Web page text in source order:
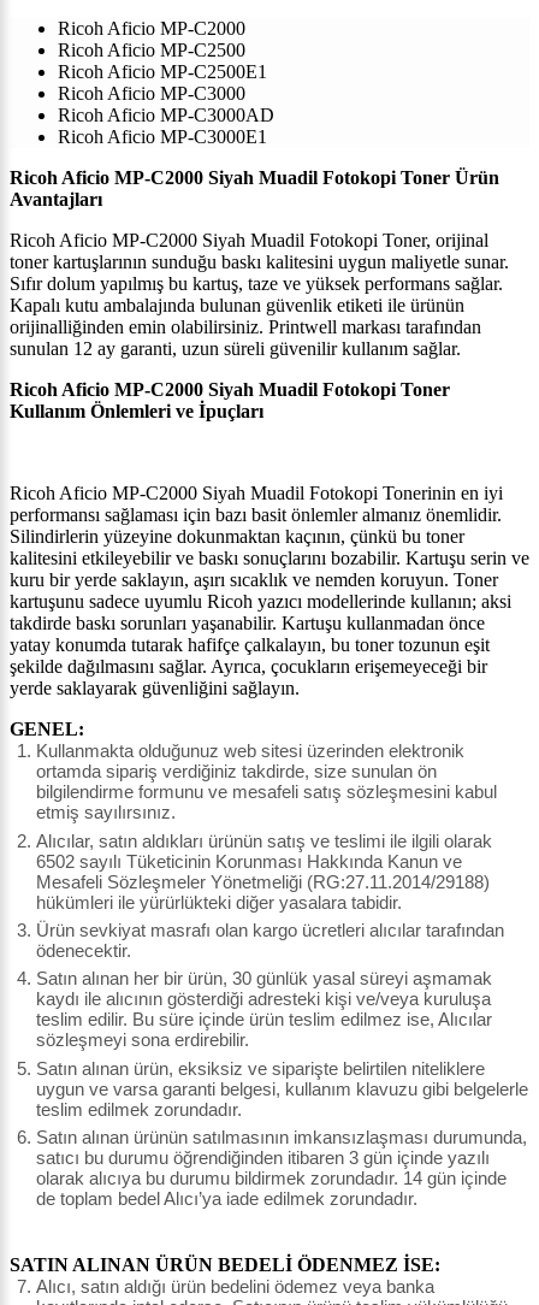
Ricoh Aficio MP-C2000
Ricoh Aficio MP-C2500
Ricoh Aficio MP-C2500E1
Ricoh Aficio MP-C3000
Ricoh Aficio MP-C3000AD
Ricoh Aficio MP-C3000E1
Ricoh Aficio MP-C2000 Siyah Muadil Fotokopi Toner Ürün
Avantajları
Ricoh Aficio MP-C2000 Siyah Muadil Fotokopi Toner, orijinal
toner kartuşlarının sunduğu baskı kalitesini uygun maliyetle sunar.
Sıfır dolum yapılmış bu kartuş, taze ve yüksek performans sağlar.
Kapalı kutu ambalajında bulunan güvenlik etiketi ile ürünün
orijinalliğinden emin olabilirsiniz. Printwell markası tarafından
sunulan 12 ay garanti, uzun süreli güvenilir kullanım sağlar.
Ricoh Aficio MP-C2000 Siyah Muadil Fotokopi Toner
Kullanım Önlemleri ve İpuçları
Ricoh Aficio MP-C2000 Siyah Muadil Fotokopi Tonerinin en iyi
performansı sağlaması için bazı basit önlemler almanız önemlidir.
Silindirlerin yüzeyine dokunmaktan kaçının, çünkü bu toner
kalitesini etkileyebilir ve baskı sonuçlarını bozabilir. Kartuşu serin ve
kuru bir yerde saklayın, aşırı sıcaklık ve nemden koruyun. Toner
kartuşunu sadece uyumlu Ricoh yazıcı modellerinde kullanın; aksi
takdirde baskı sorunları yaşanabilir. Kartuşu kullanmadan önce
yatay konumda tutarak hafifçe çalkalayın, bu toner tozunun eşit
şekilde dağılmasını sağlar. Ayrıca, çocukların erişemeyeceği bir
yerde saklayarak güvenliğini sağlayın.
GENEL:
Kullanmakta olduğunuz web sitesi üzerinden elektronik
ortamda sipariş verdiğiniz takdirde, size sunulan ön
bilgilendirme formunu ve mesafeli satış sözleşmesini kabul
etmiş sayılırsınız.
Alıcılar, satın aldıkları ürünün satış ve teslimi ile ilgili olarak
6502 sayılı Tüketicinin Korunması Hakkında Kanun ve
Mesafeli Sözleşmeler Yönetmeliği (RG:27.11.2014/29188)
hükümleri ile yürürlükteki diğer yasalara tabidir.
Ürün sevkiyat masrafı olan kargo ücretleri alıcılar tarafından
ödenecektir.
Satın alınan her bir ürün, 30 günlük yasal süreyi aşmamak
kaydı ile alıcının gösterdiği adresteki kişi ve/veya kuruluşa
teslim edilir. Bu süre içinde ürün teslim edilmez ise, Alıcılar
sözleşmeyi sona erdirebilir.
Satın alınan ürün, eksiksiz ve siparişte belirtilen niteliklere
uygun ve varsa garanti belgesi, kullanım klavuzu gibi belgelerle
teslim edilmek zorundadır.
Satın alınan ürünün satılmasının imkansızlaşması durumunda,
satıcı bu durumu öğrendiğinden itibaren 3 gün içinde yazılı
olarak alıcıya bu durumu bildirmek zorundadır. 14 gün içinde
de toplam bedel Alıcı’ya iade edilmek zorundadır.
SATIN ALINAN ÜRÜN BEDELİ ÖDENMEZ İSE:
Alıcı, satın aldığı ürün bedelini ödemez veya banka